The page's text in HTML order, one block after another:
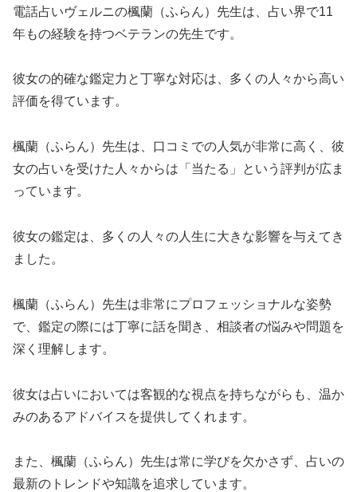
電話占いヴェルニの楓蘭（ふらん）先生は、占い界で11
年もの経験を持つベテランの先生です。
彼女の的確な鑑定力と丁寧な対応は、多くの人々から高い
評価を得ています。
楓蘭（ふらん）先生は、口コミでの人気が非常に高く、彼
女の占いを受けた人々からは「当たる」という評判が広ま
っています。
彼女の鑑定は、多くの人々の人生に大きな影響を与えてき
ました。
楓蘭（ふらん）先生は非常にプロフェッショナルな姿勢
で、鑑定の際には丁寧に話を聞き、相談者の悩みや問題を
深く理解します。
彼女は占いにおいては客観的な視点を持ちながらも、温か
みのあるアドバイスを提供してくれます。
また、楓蘭（ふらん）先生は常に学びを欠かさず、占いの
最新のトレンドや知識を追求しています。